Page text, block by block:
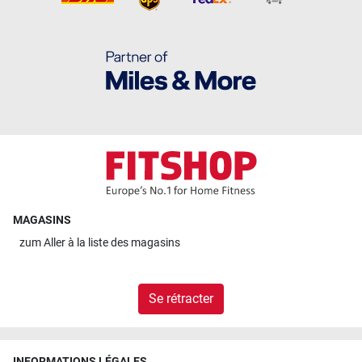
MAGASINS
zumAller à la liste des magasins
Se rétracter